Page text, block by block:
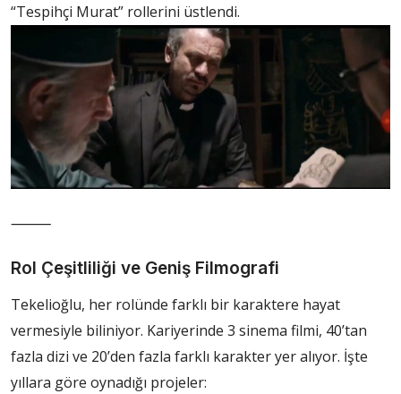
“Tespihçi Murat” rollerini üstlendi.
⸻
Rol Çeşitliliği ve Geniş Filmografi
Tekelioğlu, her rolünde farklı bir karaktere hayat
vermesiyle biliniyor. Kariyerinde 3 sinema filmi, 40’tan
fazla dizi ve 20’den fazla farklı karakter yer alıyor. İşte
yıllara göre oynadığı projeler: